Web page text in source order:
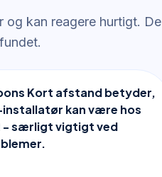
kan reagere hurtigt. De
Kort afstand betyder,
installatør kan være hos
- særligt vigtigt ved